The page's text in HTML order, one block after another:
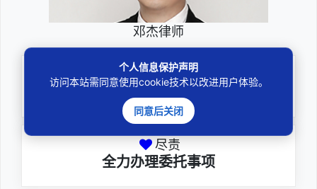
邓杰律师
专业
深耕厚积聚焦专注
尽责
全力办理委托事项
个人信息保护声明
访问本站需同意使用cookie技术以改进用户体验。
同意后关闭